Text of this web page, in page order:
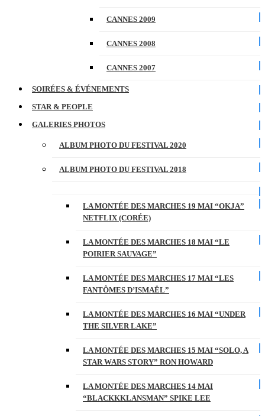
CANNES 2009
CANNES 2008
CANNES 2007
SOIRÉES & ÉVÉNEMENTS
STAR & PEOPLE
GALERIES PHOTOS
ALBUM PHOTO DU FESTIVAL 2020
ALBUM PHOTO DU FESTIVAL 2018
LA MONTÉE DES MARCHES 19 MAI “OKJA”
NETFLIX (CORÉE)
LA MONTÉE DES MARCHES 18 MAI “LE
POIRIER SAUVAGE”
LA MONTÉE DES MARCHES 17 MAI “LES
FANTÔMES D’ISMAËL”
LA MONTÉE DES MARCHES 16 MAI “UNDER
THE SILVER LAKE”
LA MONTÉE DES MARCHES 15 MAI “SOLO, A
STAR WARS STORY” RON HOWARD
LA MONTÉE DES MARCHES 14 MAI
“BLACKKKLANSMAN” SPIKE LEE